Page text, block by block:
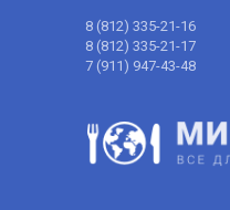
8 (812) 335-21-16
8 (812) 335-21-17
7 (911) 947-43-48